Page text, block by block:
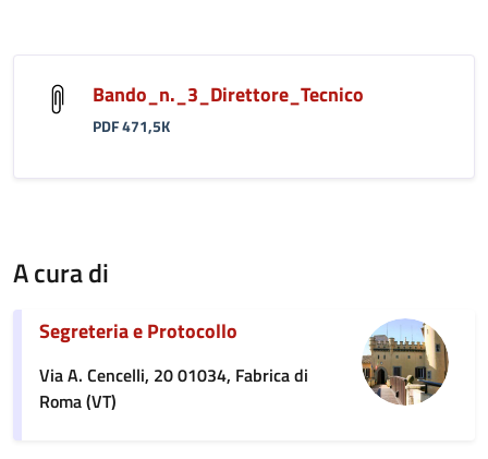
Bando_n._3_Direttore_Tecnico
PDF 471,5K
A cura di
Segreteria e Protocollo
Via A. Cencelli, 20 01034, Fabrica di
Roma (VT)